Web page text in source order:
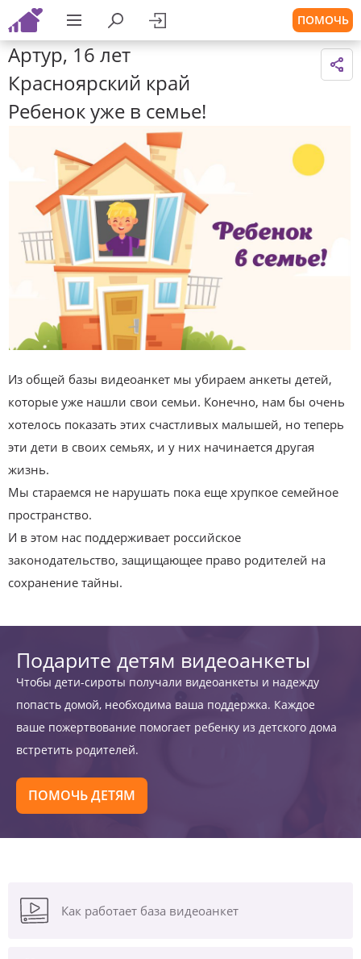
ПОМОЧЬ
Артур, 16 лет
Красноярский край
Ребенок уже в семье!
Из общей базы видеоанкет мы убираем анкеты детей,
которые уже нашли свои семьи. Конечно, нам бы очень
хотелось показать этих счастливых малышей, но теперь
эти дети в своих семьях, и у них начинается другая
жизнь.
Мы стараемся не нарушать пока еще хрупкое семейное
пространство.
И в этом нас поддерживает российское
законодательство, защищающее право родителей на
сохранение тайны.
Подарите детям видеоанкеты
Чтобы дети-сироты получали видеоанкеты и надежду
попасть домой, необходима ваша поддержка. Каждое
ваше пожертвование помогает ребенку из детского дома
встретить родителей.
ПОМОЧЬ ДЕТЯМ
Как работает база видеоанкет